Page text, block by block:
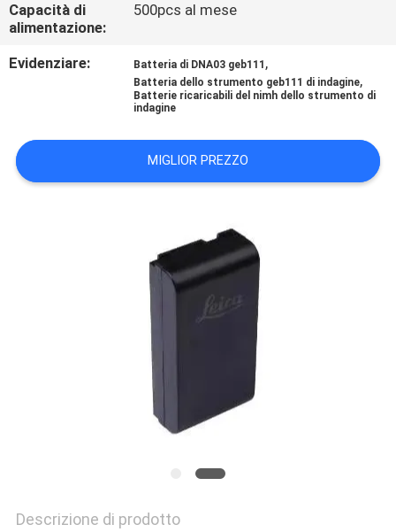
RICHIEDA
UNA
MAPPA
DEL
Capacità di
alimentazione:
500pcs al mese
Evidenziare: Batteria di DNA03 geb111 ,
Batteria dello strumento geb111 di indagine,
Batterie ricaricabili del nimh dello strumento di
indagine
MIGLIOR PREZZO
Descrizione di prodotto